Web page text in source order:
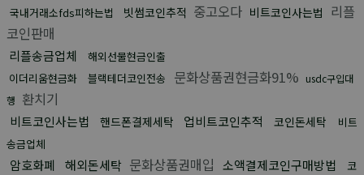
국내거래소fds피하는법 빗썸코인추적 중고오다 비트코인사는법 리플
코인판매
리플송금업체
해외선물현금인출
이더리움현금화
블랙테더코인전송 문화상품권현금화91% usdc구입대
행 환치기
비트코인사는법 핸드폰결제세탁 업비트코인추적 코인돈세탁
비트
송금업체
암호화폐 해외돈세탁 문화상품권매입 소액결제코인구매방법
코